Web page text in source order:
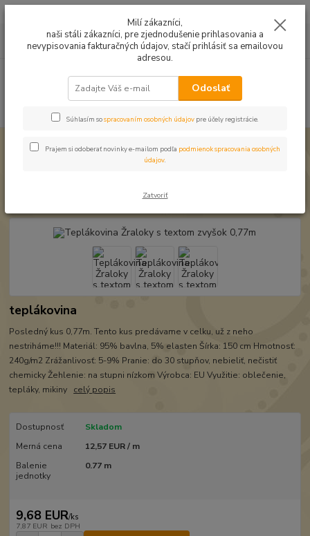
0949224331
9:00 -14:30
za0,00 EUR
teplákovina
Posledný kus 0,77m. Tento kus predávame v celku, už z neho
nestriháme!!! Materiál: 95% bavlna, 5% elasten Šírka: 150 cm Hmotnosť:
240g/m2 Zrážanlivosť: 5-9% Pranie: do 30 stupňov, nebieliť, nečistiť
chemicky Žehlenie: na stupni nízkom Výrobca: EU Využitie: oblečenie,
tepláky, mikiny celý popis
Dostupnosť
Skladom
Merná cena
12,57 EUR / m
Balenie
jednotky
0.77 m
9,68 EUR/ks
7,87 EUR bez DPH
Milí zákazníci,
naši stáli zákazníci, pre zjednodušenie prihlasovania a
nevypisovania fakturačných údajov, stačí prihlásiť sa emailovou
adresou.
Odoslať
Súhlasím sospracovaním osobných údajov pre účely registrácie.
Prajem si odoberať novinky e-mailom podľa podmienok spracovania osobných
údajov.
Zatvoriť